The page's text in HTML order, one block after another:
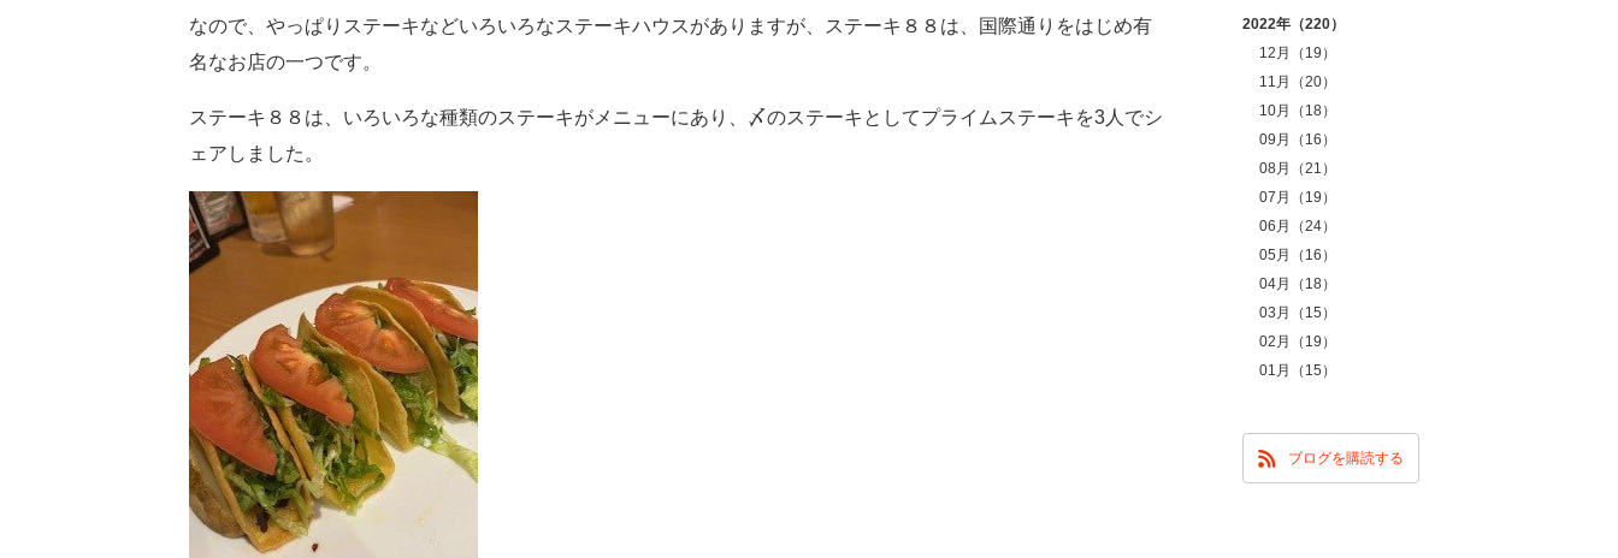
なので、やっぱりステーキなどいろいろなステーキハウスがありますが、ステーキ８８は、国際通りをはじめ有
名なお店の一つです。
ステーキ８８は、いろいろな種類のステーキがメニューにあり、〆のステーキとしてプライムステーキを3人でシ
ェアしました。
2022年（220）
12月（19）
11月（20）
10月（18）
09月（16）
08月（21）
07月（19）
06月（24）
05月（16）
04月（18）
03月（15）
02月（19）
01月（15）
ブログを購読する